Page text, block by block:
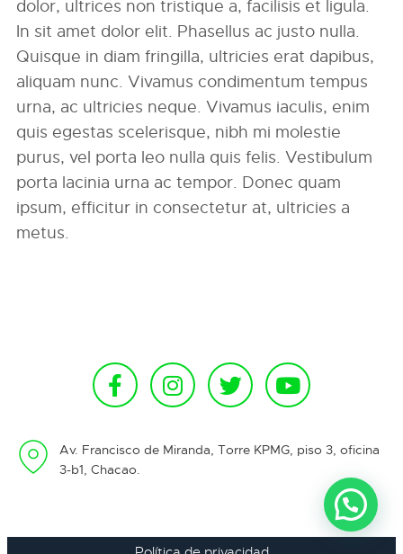
dolor, ultrices non tristique a, facilisis et ligula.
In sit amet dolor elit. Phasellus ac justo nulla.
Quisque in diam fringilla, ultricies erat dapibus,
aliquam nunc. Vivamus condimentum tempus
urna, ac ultricies neque. Vivamus iaculis, enim
quis egestas scelerisque, nibh mi molestie
purus, vel porta leo nulla quis felis. Vestibulum
porta lacinia urna ac tempor. Donec quam
ipsum, efficitur in consectetur at, ultricies a
metus.
Av. Francisco de Miranda, Torre KPMG, piso 3, oficina
3-b1, Chacao.